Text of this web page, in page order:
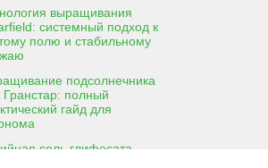
выращивания
системный подход к
полю и стабильному
подсолнечника
Гранстар: полный
гайд для
соль глифосата